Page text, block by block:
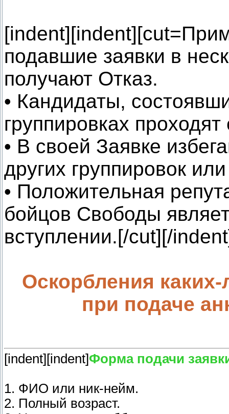
подавшие заявки в
получают Отказ.
• Кандидаты,
группировках
• В своей Заявке
других группировок
• Положительная
бойцов Свободы
вступлении.[/cut][/
Оскорбления
при подаче
[indent][indent]Форма подачи
1. ФИО или ник-нейм.
2. Полный возраст.